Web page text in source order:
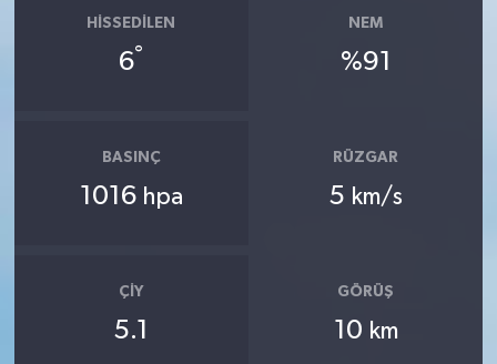
HISSEDILEN
6°
NEM
%91
BASINÇ
1016 hpa
RÜZGAR
5 km/s
ÇIY
5.1
GÖRÜŞ
10 km